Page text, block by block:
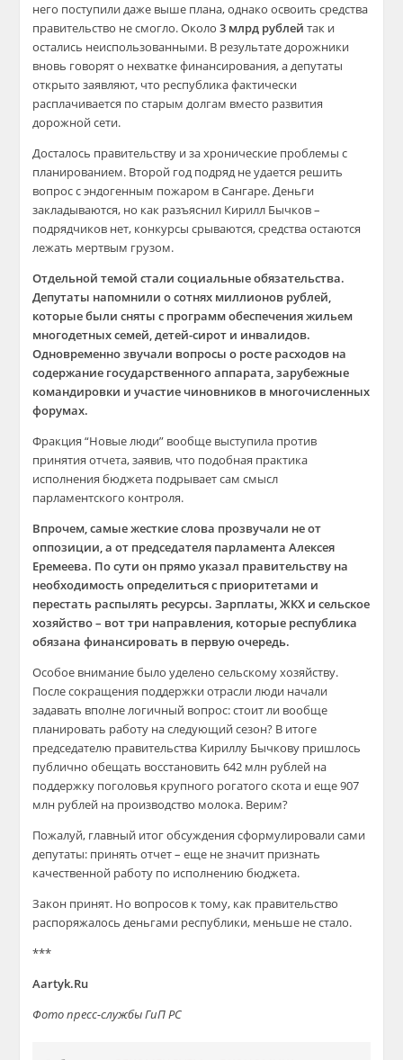
него поступили даже выше плана, однако освоить средства
правительство не смогло. Около3 млрд рублей так и
остались неиспользованными. В результате дорожники
вновь говорят о нехватке финансирования, а депутаты
открыто заявляют, что республика фактически
расплачивается по старым долгам вместо развития
дорожной сети.
Досталось правительству и за хронические проблемы с
планированием. Второй год подряд не удается решить
вопрос с эндогенным пожаром в Сангаре. Деньги
закладываются, но как разъяснил Кирилл Бычков –
подрядчиков нет, конкурсы срываются, средства остаются
лежать мертвым грузом.
Отдельной темой стали социальные обязательства.
Депутаты напомнили о сотнях миллионов рублей,
которые были сняты с программ обеспечения жильем
многодетных семей, детей-сирот и инвалидов.
Одновременно звучали вопросы о росте расходов на
содержание государственного аппарата, зарубежные
командировки и участие чиновников в многочисленных
форумах.
Фракция “Новые люди” вообще выступила против
принятия отчета, заявив, что подобная практика
исполнения бюджета подрывает сам смысл
парламентского контроля.
Впрочем, самые жесткие слова прозвучали не от
оппозиции, а от председателя парламента Алексея
Еремеева. По сути он прямо указал правительству на
необходимость определиться с приоритетами и
перестать распылять ресурсы. Зарплаты, ЖКХ и сельское
хозяйство – вот три направления, которые республика
обязана финансировать в первую очередь.
Особое внимание было уделено сельскому хозяйству.
После сокращения поддержки отрасли люди начали
задавать вполне логичный вопрос: стоит ли вообще
планировать работу на следующий сезон? В итоге
председателю правительства Кириллу Бычкову пришлось
публично обещать восстановить 642 млн рублей на
поддержку поголовья крупного рогатого скота и еще 907
млн рублей на производство молока. Верим?
Пожалуй, главный итог обсуждения сформулировали сами
депутаты: принять отчет – еще не значит признать
качественной работу по исполнению бюджета.
Закон принят. Но вопросов к тому, как правительство
распоряжалось деньгами республики, меньше не стало.
***
Aartyk.Ru
Фото пресс-службы ГиП РС